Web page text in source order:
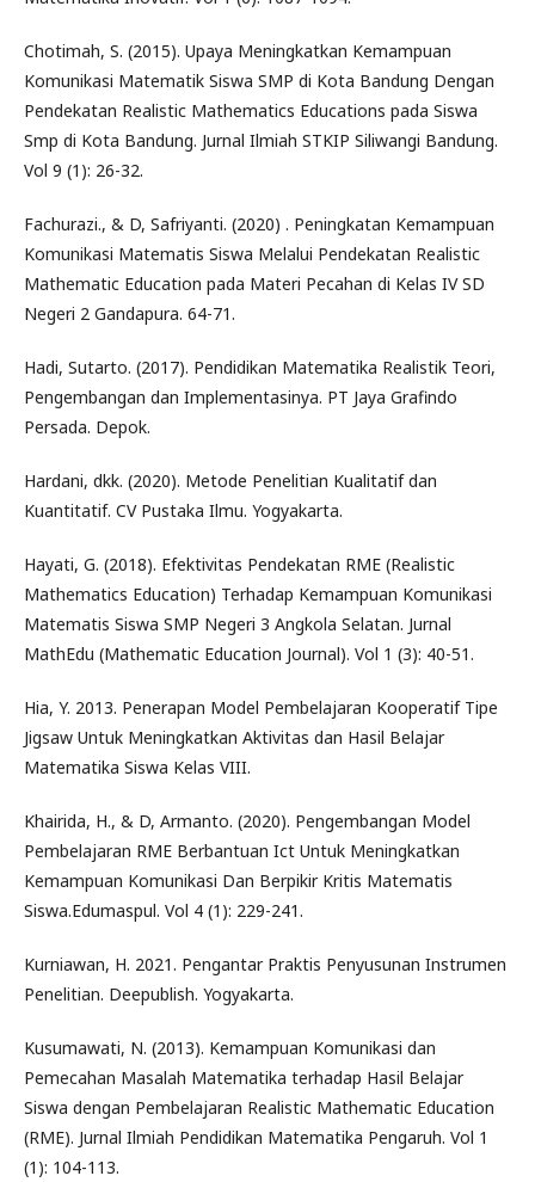
Chotimah, S. (2015). Upaya Meningkatkan Kemampuan
Komunikasi Matematik Siswa SMP di Kota Bandung Dengan
Pendekatan Realistic Mathematics Educations pada Siswa
Smp di Kota Bandung. Jurnal Ilmiah STKIP Siliwangi Bandung.
Vol 9 (1): 26-32.
Fachurazi., & D, Safriyanti. (2020) . Peningkatan Kemampuan
Komunikasi Matematis Siswa Melalui Pendekatan Realistic
Mathematic Education pada Materi Pecahan di Kelas IV SD
Negeri 2 Gandapura. 64-71.
Hadi, Sutarto. (2017). Pendidikan Matematika Realistik Teori,
Pengembangan dan Implementasinya. PT Jaya Grafindo
Persada. Depok.
Hardani, dkk. (2020). Metode Penelitian Kualitatif dan
Kuantitatif. CV Pustaka Ilmu. Yogyakarta.
Hayati, G. (2018). Efektivitas Pendekatan RME (Realistic
Mathematics Education) Terhadap Kemampuan Komunikasi
Matematis Siswa SMP Negeri 3 Angkola Selatan. Jurnal
MathEdu (Mathematic Education Journal). Vol 1 (3): 40-51.
Hia, Y. 2013. Penerapan Model Pembelajaran Kooperatif Tipe
Jigsaw Untuk Meningkatkan Aktivitas dan Hasil Belajar
Matematika Siswa Kelas VIII.
Khairida, H., & D, Armanto. (2020). Pengembangan Model
Pembelajaran RME Berbantuan Ict Untuk Meningkatkan
Kemampuan Komunikasi Dan Berpikir Kritis Matematis
Siswa.Edumaspul. Vol 4 (1): 229-241.
Kurniawan, H. 2021. Pengantar Praktis Penyusunan Instrumen
Penelitian. Deepublish. Yogyakarta.
Kusumawati, N. (2013). Kemampuan Komunikasi dan
Pemecahan Masalah Matematika terhadap Hasil Belajar
Siswa dengan Pembelajaran Realistic Mathematic Education
(RME). Jurnal Ilmiah Pendidikan Matematika Pengaruh. Vol 1
(1): 104-113.